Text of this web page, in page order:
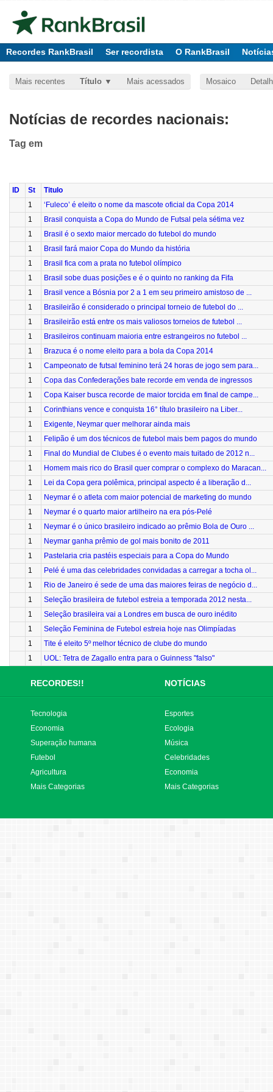
Recordes RankBrasil Ser recordista O RankBrasil
Mais recentes Título Mais acessados Mosaico
Notícias de recordes nacionais:
Tag em
ID St
Titulo
1
‘Fuleco’ é eleito o nome da mascote oficial da Copa 2014
1
Brasil conquista a Copa do Mundo de Futsal pela sétima vez
1
Brasil é o sexto maior mercado do futebol do mundo
1
Brasil fará maior Copa do Mundo da história
1
Brasil fica com a prata no futebol olímpico
1
Brasil sobe duas posições e é o quinto no ranking da Fifa
1
Brasil vence a Bósnia por 2 a 1 em seu primeiro amistoso de ...
1
Brasileirão é considerado o principal torneio de futebol do ...
1
Brasileirão está entre os mais valiosos torneios de futebol ...
1
Brasileiros continuam maioria entre estrangeiros no futebol ...
1
Brazuca é o nome eleito para a bola da Copa 2014
1
Campeonato de futsal feminino terá 24 horas de jogo sem para...
1
Copa das Confederações bate recorde em venda de ingressos
1
Copa Kaiser busca recorde de maior torcida em final de campe...
1
Corinthians vence e conquista 16° título brasileiro na Liber...
1
Exigente, Neymar quer melhorar ainda mais
1
Felipão é um dos técnicos de futebol mais bem pagos do mundo
1
Final do Mundial de Clubes é o evento mais tuitado de 2012 n...
1
Homem mais rico do Brasil quer comprar o complexo do Maracan...
1
Lei da Copa gera polêmica, principal aspecto é a liberação d...
1
Neymar é o atleta com maior potencial de marketing do mundo
1
Neymar é o quarto maior artilheiro na era pós-Pelé
1
Neymar é o único brasileiro indicado ao prêmio Bola de Ouro ...
1
Neymar ganha prêmio de gol mais bonito de 2011
1
Pastelaria cria pastéis especiais para a Copa do Mundo
1
Pelé é uma das celebridades convidadas a carregar a tocha ol...
1
Rio de Janeiro é sede de uma das maiores feiras de negócio d...
1
Seleção brasileira de futebol estreia a temporada 2012 nesta...
1
Seleção brasileira vai a Londres em busca de ouro inédito
1
Seleção Feminina de Futebol estreia hoje nas Olimpíadas
1
Tite é eleito 5º melhor técnico de clube do mundo
1
UOL: Tetra de Zagallo entra para o Guinness "falso"
RECORDES!! NOTÍCIAS
Tecnologia
Economia
Superação humana
Futebol
Agricultura
Mais Categorias
Esportes
Ecologia
Música
Celebridades
Economia
Mais Categorias